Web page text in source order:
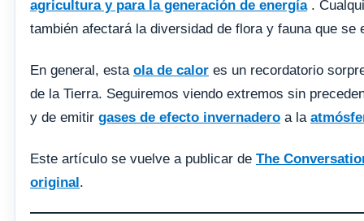
agricultura y para la generación de energía.
también afectará la diversidad de flora y fauna que se
En general, esta ola de calor es un recordatorio
de la Tierra. Seguiremos viendo extremos sin
y de emitir gases de efecto invernadero a la
Este artículo se vuelve a publicar de The
original .